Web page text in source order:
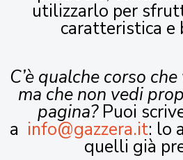
utilizzarlo per
caratteristica e
C’è qualche corso
ma che non vedi
pagina?Puoi
a info@gazzera.it: lo
quelli già